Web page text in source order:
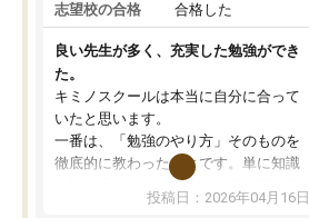
志望校の合格 合格した
良い先生が多く、充実した勉強ができ
た。
キミノスクールは本当に自分に合って
いたと思います。
一番は、「勉強のやり方」そのものを
徹底的に教わったことです。単に知識
を詰め込むのではなく、自学自習の習
慣が身につくよう並走してくれるの
投稿日：2026年04月16日